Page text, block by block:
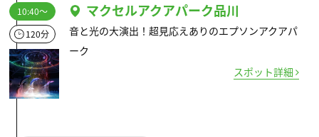
10:40～
120分
マクセルアクアパーク品川
音と光の大演出！超見応えありのエプソンアクアパ
ーク
スポット詳細